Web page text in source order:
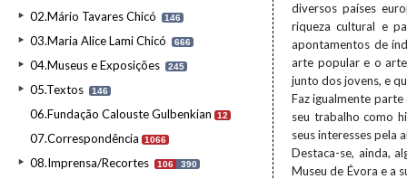
02.Mário Tavares Chicó 146
03.Maria Alice Lami Chicó 666
04.Museus e Exposições 245
05.Textos 146
06.Fundação Calouste Gulbenkian 12
07.Correspondência 1066
08.Imprensa/Recortes 106 390
diversos países
riqueza cultural e
apontamentos de
arte popular e o
junto dos jovens, e
Faz igualmente
seu trabalho como
seus interesses pela
Destaca-se, ainda,
Museu de Évora e a